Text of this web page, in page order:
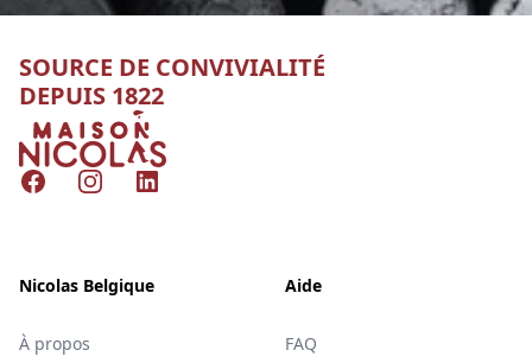
SOURCE DE CONVIVIALITÉ
DEPUIS 1822
Nicolas
FacebookInstagramLinkedIn
Nicolas Belgique
À propos
Aide
FAQ